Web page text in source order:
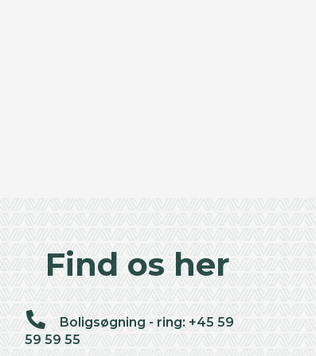
Find os her
Boligsøgning - ring: +45 59
59 59 55